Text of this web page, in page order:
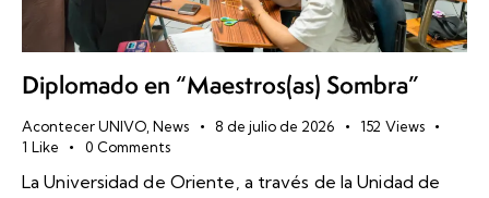
Diplomado en “Maestros(as) Sombra”
Acontecer UNIVO News 8 de julio de 2026 152 Views
1 Like 0 Comments
La Universidad de Oriente, a través de la Unidad de